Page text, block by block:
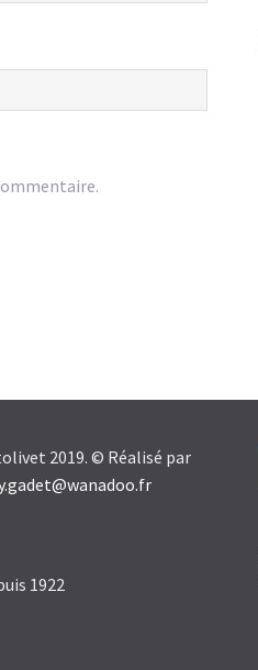
2019. © Réalisé par
1922